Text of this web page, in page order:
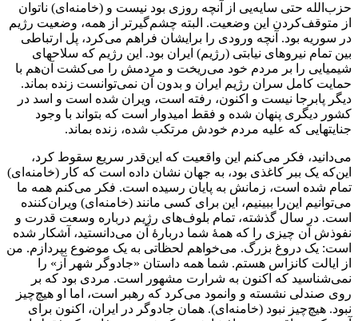
حزب‌الله حتی سایه‌یی از آنچه روزی بود نیست و (خامنه‌ای) ناتوان
از متوقف‌کردن این وضعیت. البته چشم‌گیرتر از همه، وضعیت رژیم
در سوریه بود. آنچه ورودی را برایشان فراهم می‌کرد، پل ارتباطی
بین تمام نیروهای نیابتی (رژیم) ایران بود. این رژیم که سلاحهای
شیمیایی را بر مردم خود می‌ریخت و مردمش را می‌کشت آن‌هم با
حمایت کامل سران رژیم ایران و بدون آن نمی‌توانست زنده بماند.
دیگر پابرجا نیست و اکنون، رفته است، ویران شده است و اسد در
کشور دیگری پنهان شده و فقط امیدوار است که بتواند با وجود
جنایتهایی که علیه مردم خودش مرتکب شده، زنده بماند.
می‌دانید، فکر می‌کنم این واقعیت که این‌قدر سریع سقوط کرد،
این‌که یک ببر کاغذی بود، به جهان نشان داده است که کار (خامنه‌ای)
تمام شده است، زمانش به پایان رسیده است. فکر می‌کنم همه ما
می‌توانیم این‌را ببینیم، این برای کسی مانند (خامنه‌ای) ویران‌کننده
است. در سال گذشته، تمام بلوف‌های رژیم درباره وسعت قدرت و
نفوذش آن چیزی را که همهٔ شما دربارهٔ آن می‌دانستید، آشکار شده
است: یک دروغ بزرگ. می‌خواهم لحظاتی به یک موضوع بپردازم. من
از ایالت کانزاس هستم. شما همه داستان «جادوگر شهر آز» را
نمی‌شناسید که اکنون به شرارت مشهور است. مردی بود که بر
روی صندلی نشسته و وانمود می‌کرد که رهبر است، اما او هیچ‌چیز
نبود. هیچ‌چیز نبود (خامنه‌ای). همان جادوگر در ایران، اکنون برای